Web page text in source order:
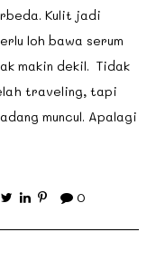
Kulit jadi
loh bawa serum
makin dekil. Tidak
traveling, tapi
muncul. Apalagi
0